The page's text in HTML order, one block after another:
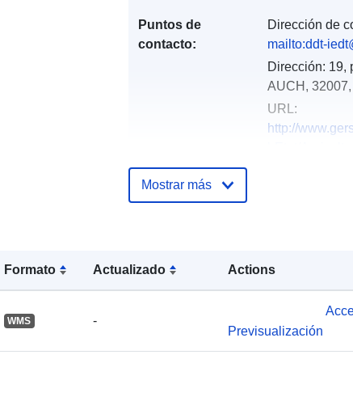
Formato Actualizado Actions
WMS -
Previsualización
Puntos de
contacto:
Dirección de
mailto:ddt-
Dirección: 19,
AUCH,
URL:
http://
October 2022
http://
Mostrar más